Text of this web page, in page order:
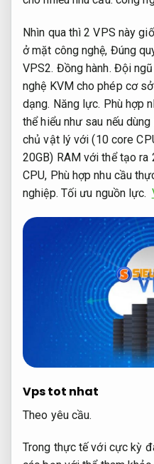
Nhìn qua thì 2 VPS này
ở mặt công nghệ, Đúng
VPS2. Đồng hành. Đội ngũ
nghệ KVM cho phép cơ
dạng. Năng lực. Phù hợp
thể hiểu như sau nếu
chủ vật lý với (10 core
20GB) RAM với thể tạo
CPU, Phù hợp nhu cầu
nghiệp. Tối ưu nguồn lực.
Vps tot nhat
Theo yêu cầu.
Trong thực tế với cực kỳ